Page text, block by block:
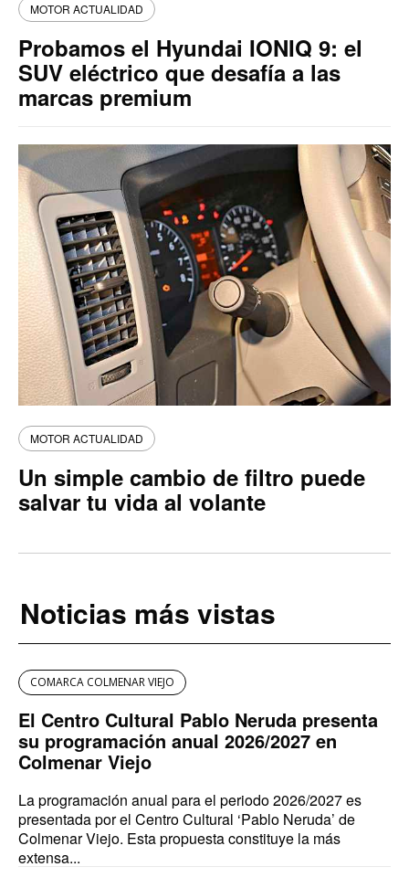
MOTOR ACTUALIDAD
Probamos el Hyundai IONIQ 9: el
SUV eléctrico que desafía a las
marcas premium
MOTOR ACTUALIDAD
Un simple cambio de filtro puede
salvar tu vida al volante
Noticias más vistas
COMARCA COLMENAR VIEJO
El Centro Cultural Pablo Neruda presenta
su programación anual 2026/2027 en
Colmenar Viejo
La programación anual para el periodo 2026/2027 es
presentada por el Centro Cultural ‘Pablo Neruda’ de
Colmenar Viejo. Esta propuesta constituye la más
extensa...